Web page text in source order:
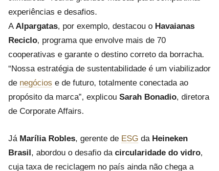
experiências e desafios.
A Alpargatas, por exemplo, destacou o Havaianas
Reciclo, programa que envolve mais de 70
cooperativas e garante o destino correto da borracha.
“Nossa estratégia de sustentabilidade é um viabilizador
de negócios e de futuro, totalmente conectada ao
propósito da marca”, explicou Sarah Bonadio, diretora
de Corporate Affairs.
Já Marília Robles, gerente de ESG da Heineken
Brasil, abordou o desafio da circularidade do vidro,
cuja taxa de reciclagem no país ainda não chega a